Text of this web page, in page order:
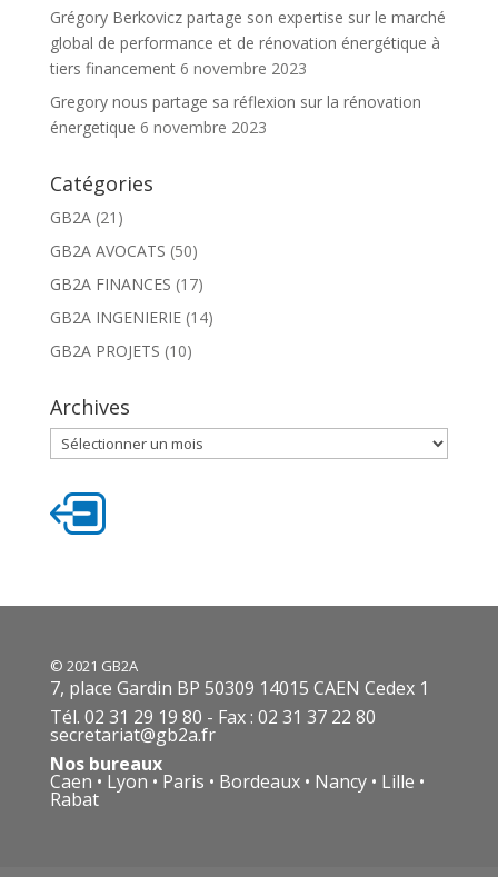
Grégory Berkovicz partage son expertise sur le marché
global de performance et de rénovation énergétique à
tiers financement 6 novembre 2023
Gregory nous partage sa réflexion sur la rénovation
énergetique 6 novembre 2023
Catégories
GB2A(21)
GB2A AVOCATS (50)
GB2A FINANCES (17)
GB2A INGENIERIE(14)
GB2A PROJETS (10)
Archives
Archives
© 2021 GB2A
7, place Gardin BP 50309 14015 CAEN Cedex 1
Tél. 02 31 29 19 80 - Fax : 02 31 37 22 80
secretariat@gb2a.fr
Nos bureaux
Caen • Lyon • Paris • Bordeaux • Nancy • Lille •
Rabat